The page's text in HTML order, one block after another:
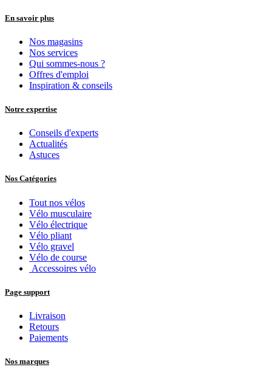
En savoir plus
Nos magasins
Nos services
Qui sommes-nous ?
Offres d'emploi
Inspiration & conseils
Notre expertise
Conseils d'experts
Actualités
Astuces
Nos Catégories
Tout nos vélos
Vélo musculaire
Vélo électrique
Vélo pliant
Vélo gravel
Vélo de course
Accessoires vélo
Page support
Livraison
Retours
Paiements
Nos marques